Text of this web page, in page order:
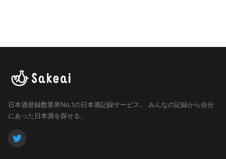
日本酒登録数業界No.1の日本酒記録サービス。
みんなの記録から自分
にあった日本酒を探せる。